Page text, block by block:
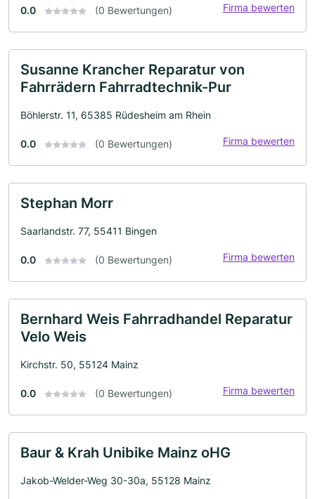
0.0 (0 Bewertungen) Firma bewerten
Susanne Krancher Reparatur von
Fahrrädern Fahrradtechnik-Pur
Böhlerstr. 11, 65385 Rüdesheim am Rhein
0.0 (0 Bewertungen) Firma bewerten
Stephan Morr
Saarlandstr. 77, 55411 Bingen
0.0 (0 Bewertungen) Firma bewerten
Bernhard Weis Fahrradhandel Reparatur
Velo Weis
Kirchstr. 50, 55124 Mainz
0.0 (0 Bewertungen) Firma bewerten
Baur & Krah Unibike Mainz oHG
Jakob-Welder-Weg 30-30a, 55128 Mainz